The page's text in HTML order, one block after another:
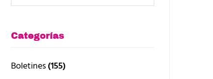
Categorías
Boletines(155)